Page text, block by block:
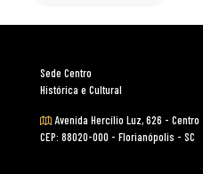
Sede Centro
Histórica e Cultural
Avenida Hercílio Luz, 626 - Centro
CEP: 88020-000 - Florianópolis - SC